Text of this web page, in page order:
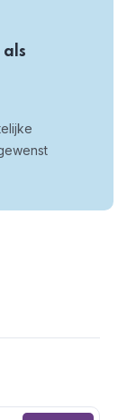
als